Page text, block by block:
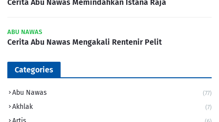
Cerita Abu Nawas Memindahkan Istana Raja
ABU NAWAS
Cerita Abu Nawas Mengakali Rentenir Pelit
Categories
Abu Nawas (77)
Akhlak (7)